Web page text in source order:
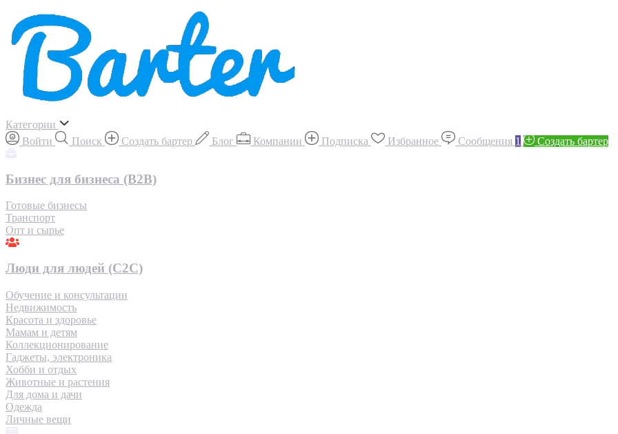
Категории
Войти
Поиск Создать бартер Блог Компании Подписка Избранное Сообщения 1 Создать бартер
Бизнес для бизнеса (B2B)
Готовые бизнесы
Транспорт
Опт и сырье
Люди для людей (С2С)
Обучение и консультации
Недвижимость
Красота и здоровье
Мамам и детям
Коллекционирование
Гаджеты, электроника
Хобби и отдых
Животные и растения
Для дома и дачи
Одежда
Личные вещи